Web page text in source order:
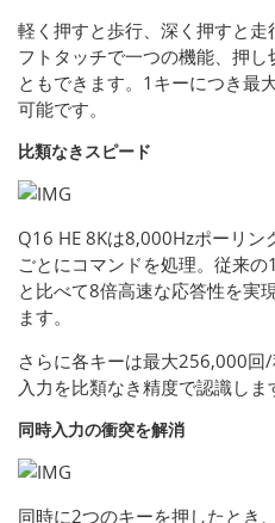
軽く押すと歩行、深く押すと
フトタッチで一つの機能、押
ともできます。1キーにつき最
可能です。
比類なきスピード
Q16 HE 8Kは8,000Hzポーリ
ごとにコマンドを処理。従来
と比べて8倍高速な応答性を実
ます。
さらに各キーは最大256,000
入力を比類なき精度で認識しま
同時入力の衝突を解消
同時に2つのキーを押したとき